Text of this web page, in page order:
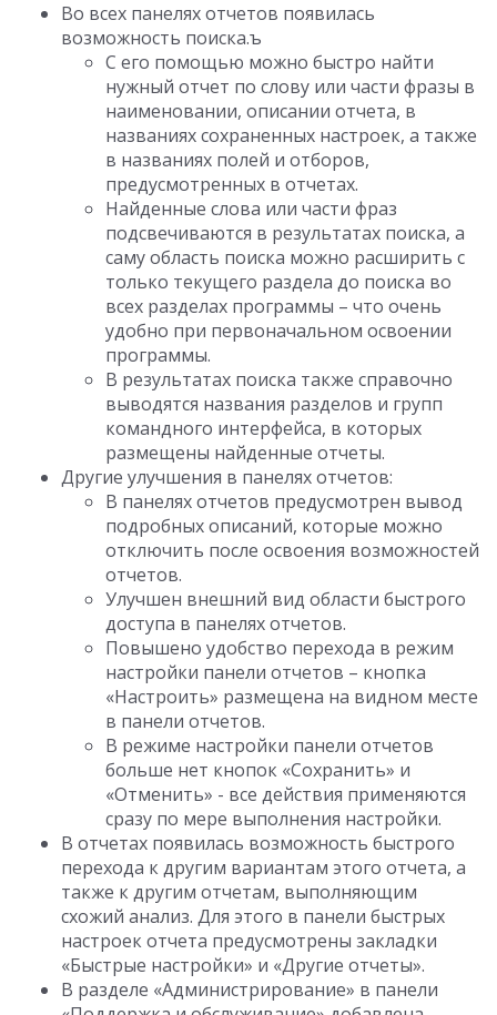
Во всех панелях отчетов появилась
возможность поиска.ъ
С его помощью можно быстро найти
нужный отчет по слову или части фразы в
наименовании, описании отчета, в
названиях сохраненных настроек, а также
в названиях полей и отборов,
предусмотренных в отчетах.
Найденные слова или части фраз
подсвечиваются в результатах поиска, а
саму область поиска можно расширить с
только текущего раздела до поиска во
всех разделах программы – что очень
удобно при первоначальном освоении
программы.
В результатах поиска также справочно
выводятся названия разделов и групп
командного интерфейса, в которых
размещены найденные отчеты.
Другие улучшения в панелях отчетов:
В панелях отчетов предусмотрен вывод
подробных описаний, которые можно
отключить после освоения возможностей
отчетов.
Улучшен внешний вид области быстрого
доступа в панелях отчетов.
Повышено удобство перехода в режим
настройки панели отчетов – кнопка
«Настроить» размещена на видном месте
в панели отчетов.
В режиме настройки панели отчетов
больше нет кнопок «Сохранить» и
«Отменить» - все действия применяются
сразу по мере выполнения настройки.
В отчетах появилась возможность быстрого
перехода к другим вариантам этого отчета, а
также к другим отчетам, выполняющим
схожий анализ. Для этого в панели быстрых
настроек отчета предусмотрены закладки
«Быстрые настройки» и «Другие отчеты».
В разделе «Администрирование» в панели